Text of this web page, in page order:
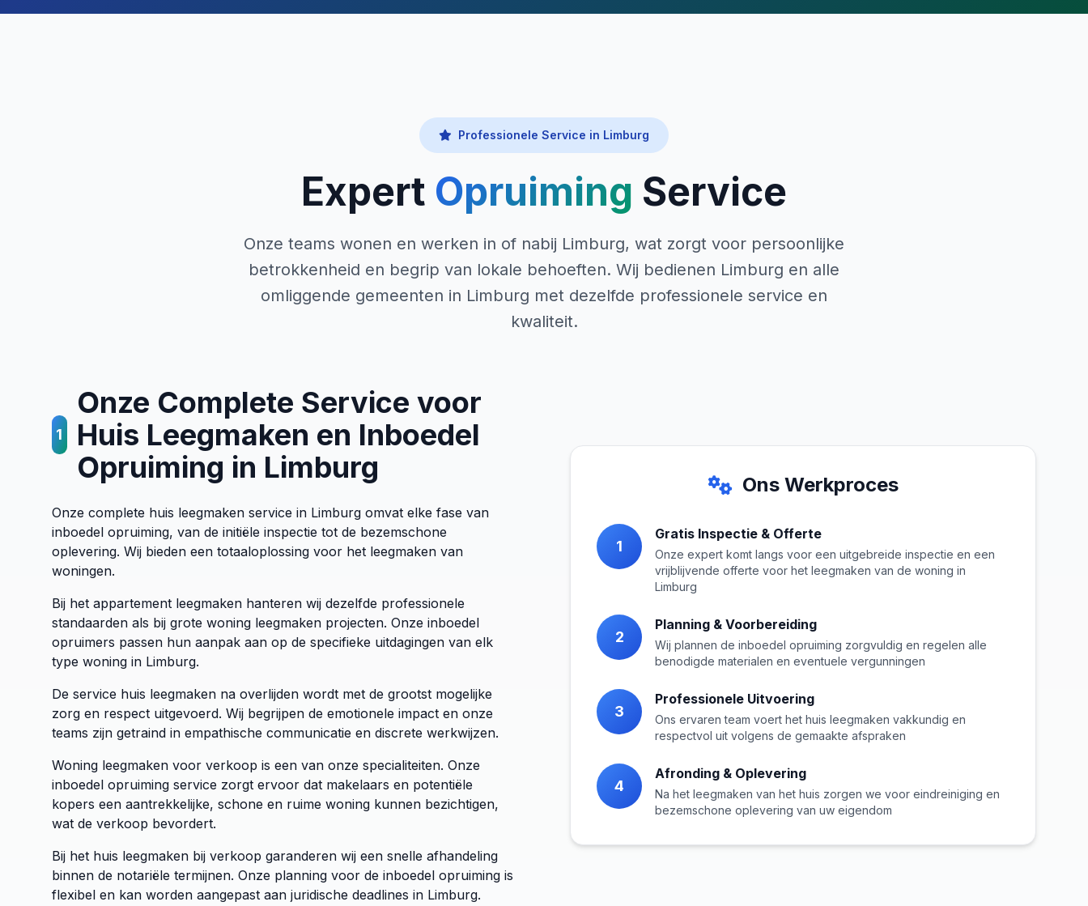
Professionele Service in Limburg
Expert Opruiming Service
Onze teams wonen en werken in of nabij Limburg, wat zorgt voor persoonlijke
betrokkenheid en begrip van lokale behoeften. Wij bedienen Limburg en alle
omliggende gemeenten in Limburg met dezelfde professionele service en
kwaliteit.
1
Onze Complete Service voor
Huis Leegmaken en Inboedel
Opruiming in Limburg
Onze complete huis leegmaken service in Limburg omvat elke fase van
inboedel opruiming, van de initiële inspectie tot de bezemschone
oplevering. Wij bieden een totaaloplossing voor het leegmaken van
woningen.
Bij het appartement leegmaken hanteren wij dezelfde professionele
standaarden als bij grote woning leegmaken projecten. Onze inboedel
opruimers passen hun aanpak aan op de specifieke uitdagingen van elk
type woning in Limburg.
De service huis leegmaken na overlijden wordt met de grootst mogelijke
zorg en respect uitgevoerd. Wij begrijpen de emotionele impact en onze
teams zijn getraind in empathische communicatie en discrete werkwijzen.
Woning leegmaken voor verkoop is een van onze specialiteiten. Onze
inboedel opruiming service zorgt ervoor dat makelaars en potentiële
kopers een aantrekkelijke, schone en ruime woning kunnen bezichtigen,
wat de verkoop bevordert.
Bij het huis leegmaken bij verkoop garanderen wij een snelle afhandeling
binnen de notariële termijnen. Onze planning voor de inboedel opruiming is
flexibel en kan worden aangepast aan juridische deadlines in Limburg.
Ons Werkproces
1
Gratis Inspectie & Offerte
Onze expert komt langs voor een uitgebreide inspectie en een
vrijblijvende offerte voor het leegmaken van de woning in
Limburg
2
Planning & Voorbereiding
Wij plannen de inboedel opruiming zorgvuldig en regelen alle
benodigde materialen en eventuele vergunningen
3
Professionele Uitvoering
Ons ervaren team voert het huis leegmaken vakkundig en
respectvol uit volgens de gemaakte afspraken
4
Afronding & Oplevering
Na het leegmaken van het huis zorgen we voor eindreiniging en
bezemschone oplevering van uw eigendom